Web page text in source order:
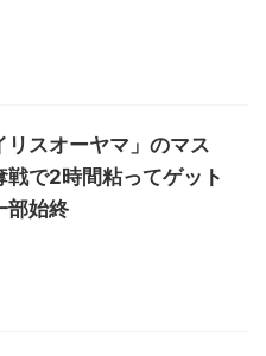
リスオーヤマ」のマス
戦で2時間粘ってゲット
部始終